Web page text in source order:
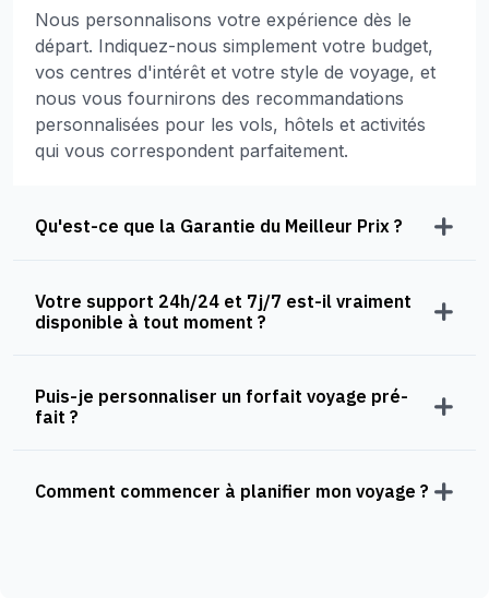
Nous personnalisons votre expérience dès le
départ. Indiquez-nous simplement votre budget,
vos centres d'intérêt et votre style de voyage, et
nous vous fournirons des recommandations
personnalisées pour les vols, hôtels et activités
qui vous correspondent parfaitement.
Qu'est-ce que la Garantie du Meilleur Prix ?
Votre support 24h/24 et 7j/7 est-il vraiment
disponible à tout moment ?
Puis-je personnaliser un forfait voyage pré-
fait ?
Comment commencer à planifier mon voyage ?